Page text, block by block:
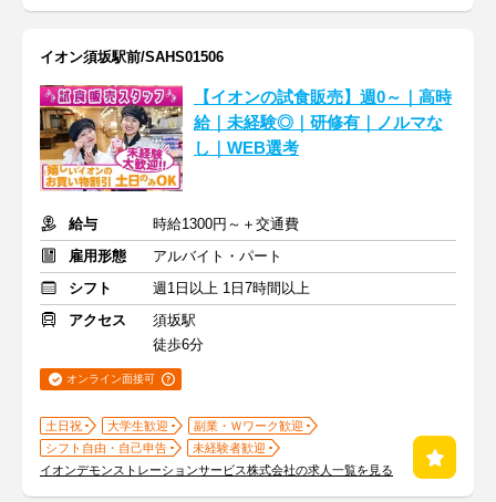
イオン須坂駅前/SAHS01506
【イオンの試食販売】週0～｜高時
給｜未経験◎｜研修有｜ノルマな
し｜WEB選考
給与
時給1300円～＋交通費
雇用形態
アルバイト・パート
シフト
週1日以上 1日7時間以上
アクセス
須坂駅
徒歩6分
オンライン面接可
土日祝 大学生歓迎
副業・Ｗワーク歓迎
シフト自由・自己申告
未経験者歓迎
イオンデモンストレーションサービス株式会社の求人一覧を見る